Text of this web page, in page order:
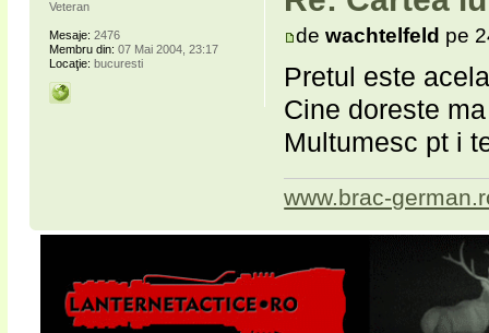
dewachtelfeld pe
Pretul este
Cine doreste
Multumesc pt i
www.brac-
Veteran
Mesaje: 2476
Membru din: 07 Mai 2004, 23:17
Locaţie: bucuresti